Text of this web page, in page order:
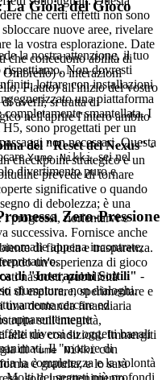
che certi effetti non sono
nuove aree, rivelare
la vostra esplorazione. Date
che concedono abilità di
Ombrello) o interazioni
Flauto) all'inizio del vostro
averli; si tratta di
nell'aprire l'intero ambito
del "Reset del Nexus"-
checkpoint strategico e un
prevede di tornare
significative o quando
di debolezza; è una
i progressi, riorientarvi e
successiva. Fornisce anche
appena incontrate,
di "Interazioni Sottili" -
sfumature, non dialoghi.
cercare ed
apparentemente
diversi su oggetti banali
Il "motore di
la completezza e la volontà
Molti dei segreti più profondi
La Gioia del Gioco
la nostra attenzione, il tuo
Non dovresti
lottare con installazioni
una piattaforma
smantellata. I
sono progettati per un
non necessari. Questa
Yume Nikki, sei nel
divertimento puro e
Zero-Pressione
di fiducia e trasparenza.
un'esperienza di gioco
nascosti, pubblicità
di esplorare, sperimentare e
una domanda finanziaria
sull'integrità,
alle tue condizioni. Immergiti
diYume Nikkicon
è gratuita, e lo sarà